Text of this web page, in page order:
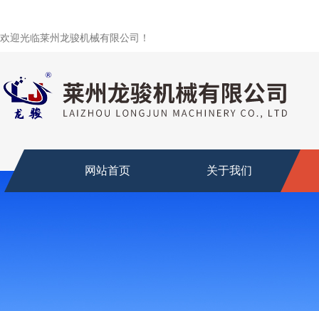
欢迎光临莱州龙骏机械有限公司！
网站首页 关于我们